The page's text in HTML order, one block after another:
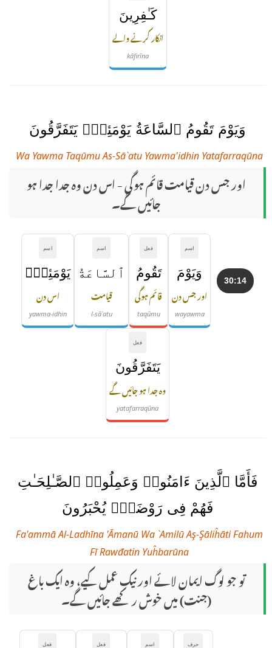
كَـٰفِرِينَ
انکار کرنے والے
kāfirīna
وَيَوْمَ تَقُومُ ٱلسَّاعَةُ يَوْمَئِذٍۢ يَتَفَرَّقُونَ
Wa Yawma Taqūmu As-Sā`atu Yawma'idhin Yatafarraqūna
اور جس دن قیامت قائم ہوگی - اس دن وہ جدا جدا ہو
جائیں گے۔
30:14
اسم
وَيَوْمَ
اور جس دن
wayawma
فعل
تَقُومُ
قائم ہوگی
taqūmu
اسم
ٱلسَّاعَةُ
قیامت
l-sāʿatu
اسم
يَوْمَئِذٍۢ
اس دن
yawma-idhin
فعل
يَتَفَرَّقُونَ
وہ جدا ہو جائیں گے
yatafarraqūna
فَأَمَّا ٱلَّذِينَ ءَامَنُوا۟ وَعَمِلُوا۟ ٱلصَّـٰلِحَـٰتِ
فَهُمْ فِى رَوْضَةٍۢ يُحْبَرُونَ
Fa'ammā Al-Ladhīna 'Āmanū Wa `Amilū Aş-Şāliĥāti Fahum
Fī Rawđatin Yuĥbarūna
تو جو لوگ ایمان لائے اور نیک عمل کیے، وہ ایک باغ
(جنت) میں خوش رکھے جائیں گے۔
حرف اسم فعل فعل